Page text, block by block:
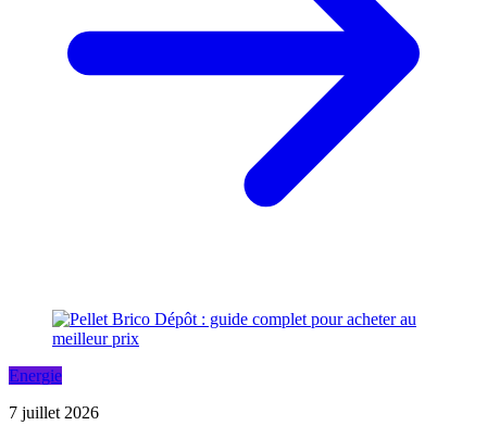
Energie
7 juillet 2026